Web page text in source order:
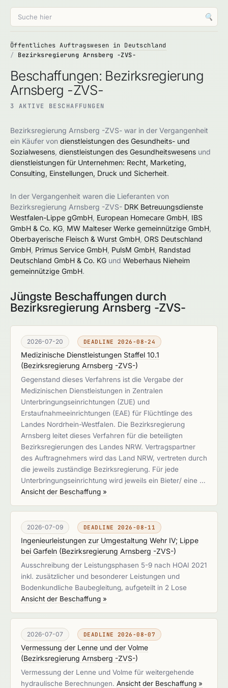
🔍
Öffentliches Auftragswesen in Deutschland
Bezirksregierung Arnsberg -ZVS-
Beschaffungen: Bezirksregierung
Arnsberg -ZVS-
3 AKTIVE BESCHAFFUNGEN
Bezirksregierung Arnsberg -ZVS- war in der Vergangenheit
ein Käufer von dienstleistungen des Gesundheits- und
Sozialwesens dienstleistungen des Gesundheitswesens und
dienstleistungen für Unternehmen: Recht, Marketing,
Consulting, Einstellungen, Druck und Sicherheit.
In der Vergangenheit waren die Lieferanten von
Bezirksregierung Arnsberg -ZVS- DRK Betreuungsdienste
Westfalen-Lippe gGmbH European Homecare GmbH IBS
GmbH & Co. KG MW Malteser Werke gemeinnützige GmbH
Oberbayerische Fleisch & Wurst GmbH ORS Deutschland
GmbH Primus Service GmbH PulsM GmbH Randstad
Deutschland GmbH & Co. KG und Weberhaus Nieheim
gemeinnützige GmbH.
Jüngste Beschaffungen durch
Bezirksregierung Arnsberg -ZVS-
2026-07-20 DEADLINE 2026-08-24
Medizinische Dienstleistungen Staffel 10.1
(Bezirksregierung Arnsberg -ZVS-)
Gegenstand dieses Verfahrens ist die Vergabe der
Medizinischen Dienstleistungen in Zentralen
Unterbringungseinrichtungen (ZUE) und
Erstaufnahmeeinrichtungen (EAE) für Flüchtlinge des
Landes Nordrhein-Westfalen. Die Bezirksregierung
Arnsberg leitet dieses Verfahren für die beteiligten
Bezirksregierungen des Landes NRW. Vertragspartner
des Auftragnehmers wird das Land NRW, vertreten durch
die jeweils zuständige Bezirksregierung. Für jede
Unterbringungseinrichtung wird jeweils ein Bieter/ eine …
Ansicht der Beschaffung »
2026-07-09 DEADLINE 2026-08-11
Ingenieurleistungen zur Umgestaltung Wehr IV; Lippe
bei Garfeln (Bezirksregierung Arnsberg -ZVS-)
Ausschreibung der Leistungsphasen 5-9 nach HOAI 2021
inkl. zusätzlicher und besonderer Leistungen und
Bodenkundliche Baubegleitung, aufgeteilt in 2 Lose
Ansicht der Beschaffung »
2026-07-07 DEADLINE 2026-08-07
Vermessung der Lenne und der Volme
(Bezirksregierung Arnsberg -ZVS-)
Vermessung der Lenne und Volme für weitergehende
hydraulische Berechnungen. Ansicht der Beschaffung »